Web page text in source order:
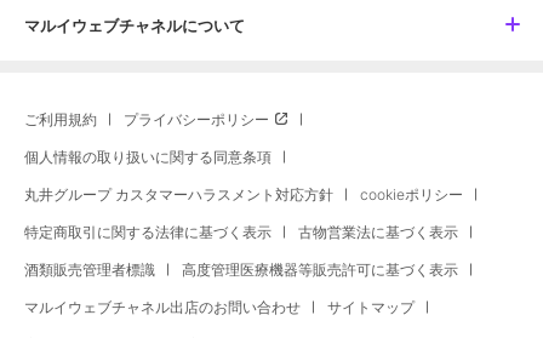
マルイウェブチャネルについて
ご利用規約 プライバシーポリシー
個人情報の取り扱いに関する同意条項
丸井グループ カスタマーハラスメント対応方針 cookieポリシー
特定商取引に関する法律に基づく表示 古物営業法に基づく表示
酒類販売管理者標識 高度管理医療機器等販売許可に基づく表示
マルイウェブチャネル出店のお問い合わせ サイトマップ